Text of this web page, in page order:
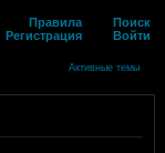
Правила
Поиск
Регистрация
Войти
Активные темы